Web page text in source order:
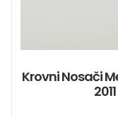
Krovni Nosači